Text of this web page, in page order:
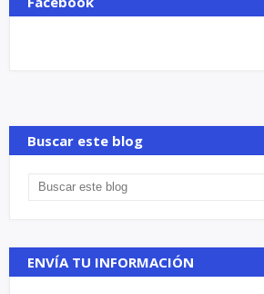
Buscar este blog
ENVÍA TU INFORMACIÓN